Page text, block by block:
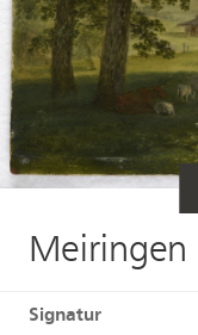
Meiringen
Signatur